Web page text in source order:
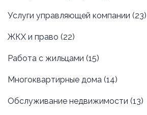
Услуги управляющей компании (23)
ЖКХ и право (22)
Работа с жильцами (15)
Многоквартирные дома (14)
Обслуживание недвижимости (13)